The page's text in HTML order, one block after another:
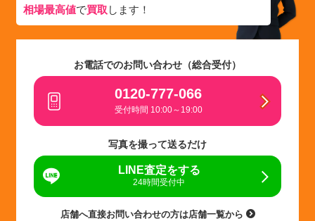
相場最高値で買取 します！
お電話でのお問い合わせ（総合受付）
0120-777-066
受付時間 10:00～19:00
写真を撮って送るだけ
LINE査定をする
24時間受付中
店舗へ直接お問い合わせの方は店舗一覧から